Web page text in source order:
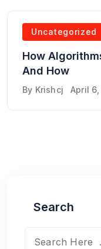
Uncategorized
How
And How
By Krishcj April
Search